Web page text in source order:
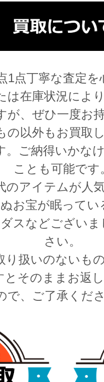
1点丁寧な査定
は在庫状況によ
が、ぜひ一度お
の以外もお買取
。ご納得いかな
ことも可能です
のアイテムが人
お宝が眠ってい
スなどござい
さい。
扱いのないも
とそのままお返
で、ご了承くだ